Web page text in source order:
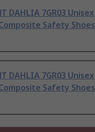
DAHLIA 7GR03 Unisex
Safety Shoes
DAHLIA 7GR03 Unisex
Safety Shoes